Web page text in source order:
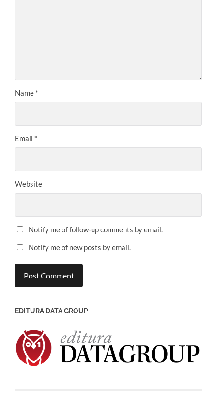
Name *
Email *
Website
Notify me of follow-up comments by email.
Notify me of new posts by email.
EDITURA DATA GROUP